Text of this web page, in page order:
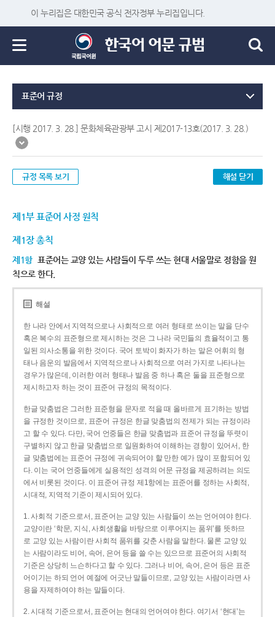
이 누리집은 대한민국 공식 전자정부 누리집입니다.
표준어 규정
[시행 2017. 3. 28.] 문화체육관광부 고시 제2017-13호(2017. 3. 28.)
규정 목록 보기 해설 닫기
제1부 표준어 사정 원칙
제1장 총칙
제1항 표준어는 교양 있는 사람들이 두루 쓰는 현대 서울말로 정함을 원
칙으로 한다.
해설
한 나라 안에서 지역적으로나 사회적으로 여러 형태로 쓰이는 말을 단수
혹은 복수의 표준형으로 제시하는 것은 그 나라 국민들의 효율적이고 통
일된 의사소통을 위한 것이다. 국어 토박이 화자가 하는 말은 어휘의 형
태나 음운의 발음에서 지역적으로나 사회적으로 여러 가지로 나타나는
경우가 많은데, 이러한 여러 형태나 발음 중 하나 혹은 둘을 표준형으로
제시하고자 하는 것이 표준어 규정의 목적이다.
한글 맞춤법은 그러한 표준형을 문자로 적을 때 올바르게 표기하는 방법
을 규정한 것이므로, 표준어 규정은 한글 맞춤법의 전제가 되는 규정이라
고 할 수 있다. 다만, 국어 언중들은 한글 맞춤법과 표준어 규정을 뚜렷이
구별하지 않고 한글 맞춤법으로 일원화하여 이해하는 경향이 있어서, 한
글 맞춤법에는 표준어 규정에 귀속되어야 할 만한 예가 많이 포함되어 있
다. 이는 국어 언중들에게 실용적인 성격의 어문 규정을 제공하려는 의도
에서 비롯된 것이다. 이 표준어 규정 제1항에는 표준어를 정하는 사회적,
시대적, 지역적 기준이 제시되어 있다.
1. 사회적 기준으로서, 표준어는 교양 있는 사람들이 쓰는 언어여야 한다.
교양이란 ‘학문, 지식, 사회생활을 바탕으로 이루어지는 품위’를 뜻하므
로 교양 있는 사람이란 사회적 품위를 갖춘 사람을 말한다. 물론 교양 있
는 사람이라도 비어, 속어, 은어 등을 쓸 수는 있으므로 표준어의 사회적
기준은 상당히 느슨하다고 할 수 있다. 그러나 비어, 속어, 은어 등은 표준
어이기는 하되 언어 예절에 어긋난 말들이므로, 교양 있는 사람이라면 사
용을 자제하여야 하는 말들이다.
2. 시대적 기준으로서, 표준어는 현대의 언어여야 한다. 여기서 ‘현대’는